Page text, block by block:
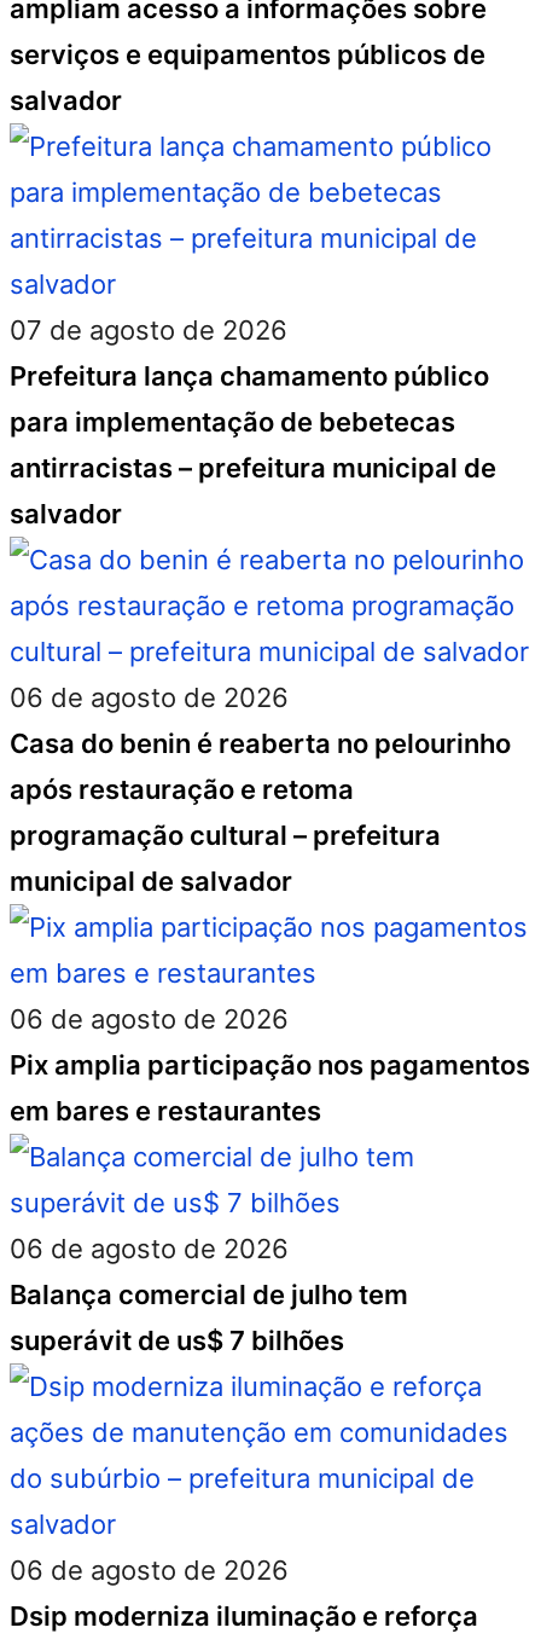
ampliam acesso a informações sobre
serviços e equipamentos públicos de
salvador
07 de agosto de 2026
Prefeitura lança chamamento público
para implementação de bebetecas
antirracistas – prefeitura municipal de
salvador
06 de agosto de 2026
Casa do benin é reaberta no pelourinho
após restauração e retoma
programação cultural – prefeitura
municipal de salvador
06 de agosto de 2026
Pix amplia participação nos pagamentos
em bares e restaurantes
06 de agosto de 2026
Balança comercial de julho tem
superávit de us$ 7 bilhões
06 de agosto de 2026
Dsip moderniza iluminação e reforça